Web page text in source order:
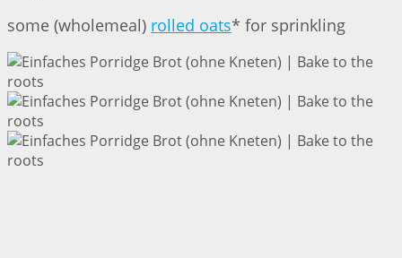
some (wholemeal) rolled oats* for sprinkling